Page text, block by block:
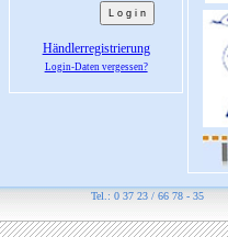
Händlerregistrierung
Login-Daten vergessen?
Tel.: 0 37 23 / 66 78 - 35